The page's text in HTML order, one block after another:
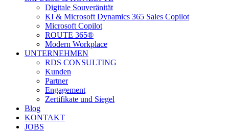
Digitale Souveränität
KI & Microsoft Dynamics 365 Sales Copilot
Microsoft Copilot
ROUTE 365®
Modern Workplace
UNTERNEHMEN
RDS CONSULTING
Kunden
Partner
Engagement
Zertifikate und Siegel
Blog
KONTAKT
JOBS